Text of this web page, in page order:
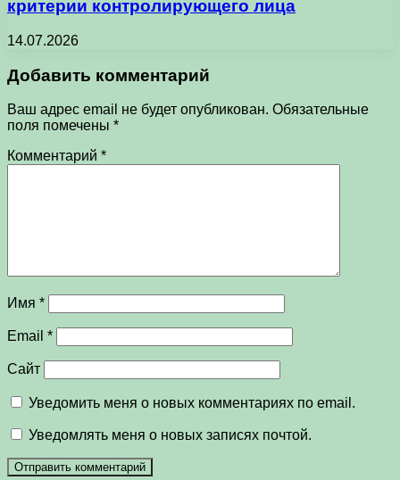
критерии контролирующего лица
14.07.2026
Добавить комментарий
Ваш адрес email не будет опубликован. Обязательные
поля помечены *
Комментарий *
Имя *
Email *
Сайт
Уведомить меня о новых комментариях по email.
Уведомлять меня о новых записях почтой.